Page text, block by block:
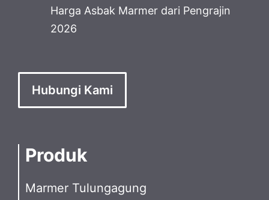
Harga Asbak Marmer dari Pengrajin
2026
Hubungi Kami
Produk
Marmer Tulungagung